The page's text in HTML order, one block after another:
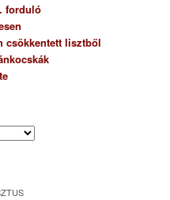
forduló
csökkentett lisztből